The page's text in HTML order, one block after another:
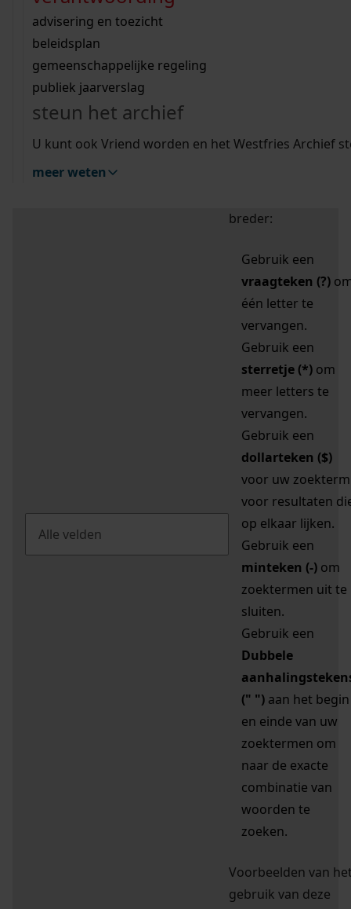
bouwvergunningen
omgevingsvergunningen
vergunningen
beeld en geluid
uitleg nodig?
Wij helpen u op weg met een aantal zoektips.
bekijk alle zoektips
Wij helpen u op weg met een aantal zoektips.
bekijk alle zoektips
bekijk ons geschiedenislokaal
advisering en toezicht
beleidsplan
gemeenschappelijke regeling
publiek jaarverslag
steun het archief
U kunt ook Vriend worden en het Westfries Archief
meer weten
zoektips
Mijn Studiezaal (inloggen)
uw zoekopdracht te
breder:
Gebruik een
vraagteken (?)
één letter te
vervangen.
Gebruik een
sterretje (*) om
meer letters te
vervangen.
Gebruik een
dollarteken ($)
voor uw zoekterm
voor resultaten
op elkaar lijken.
Gebruik een
minteken (-) om
zoektermen uit te
sluiten.
Gebruik een
Dubbele
(" ") aan het begin
en einde van uw
zoektermen om
naar de exacte
combinatie van
woorden te
zoeken.
Voorbeelden van
gebruik van deze